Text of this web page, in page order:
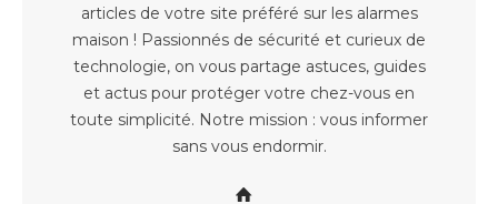
articles de votre site préféré sur les alarmes
maison ! Passionnés de sécurité et curieux de
technologie, on vous partage astuces, guides
et actus pour protéger votre chez-vous en
toute simplicité. Notre mission : vous informer
sans vous endormir.